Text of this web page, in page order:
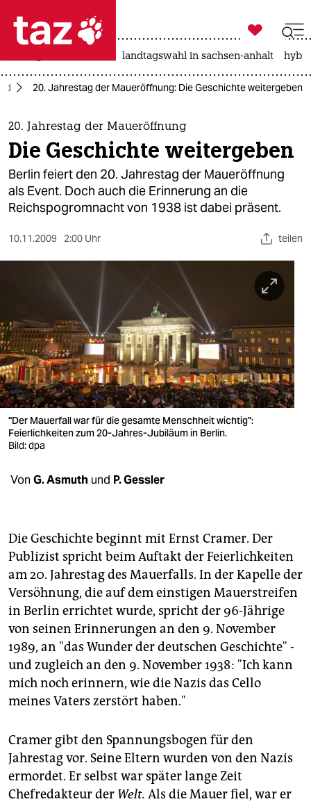
 taz zahl ich
taz zahl ich
themen
politik
öko
gesellschaft
nord
wahrheit
verlag
verlag
shop
unterstützen
abo
genossenschaft
epaper login

taz zahl ich
landtagswahl in sachsen-anhalt
20. Jahrestag der Maueröffnung: Die Geschichte weitergeben
20. Jahrestag der Maueröffnung
Die Geschichte weitergeben
Berlin feiert den 20. Jahrestag der Maueröffnung
als Event. Doch auch die Erinnerung an die
Reichspogromnacht von 1938 ist dabei präsent.
10.11.2009 2:00 Uhr teilen
"Der Mauerfall war für die gesamte Menschheit wichtig":
Feierlichkeiten zum 20-Jahres-Jubiläum in Berlin.
Bild: dpa
Von G. Asmuth und P. Gessler
Die Geschichte beginnt mit Ernst Cramer. Der
Publizist spricht beim Auftakt der Feierlichkeiten
am 20. Jahrestag des Mauerfalls. In der Kapelle der
Versöhnung, die auf dem einstigen Mauerstreifen
in Berlin errichtet wurde, spricht der 96-Jährige
von seinen Erinnerungen an den 9. November
1989, an "das Wunder der deutschen Geschichte" -
und zugleich an den 9. November 1938: "Ich kann
mich noch erinnern, wie die Nazis das Cello
meines Vaters zerstört haben."
Cramer gibt den Spannungsbogen für den
Jahrestag vor. Seine Eltern wurden von den Nazis
ermordet. Er selbst war später lange Zeit
Chefredakteur der Welt. Als die Mauer fiel, war er